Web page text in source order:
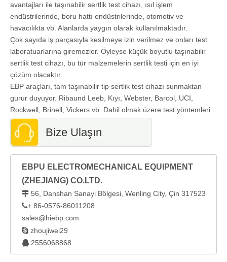
avantajları ile taşınabilir sertlik test cihazı, ısıl işlem
endüstrilerinde, boru hattı endüstrilerinde, otomotiv ve
havacılıkta vb. Alanlarda yaygın olarak kullanılmaktadır.
Çok sayıda iş parçasıyla kesilmeye izin verilmez ve onları test
laboratuarlarına giremezler. Öyleyse küçük boyutlu taşınabilir
sertlik test cihazı, bu tür malzemelerin sertlik testi için en iyi
çözüm olacaktır.
EBP araçları, tam taşınabilir tip sertlik test cihazı sunmaktan
gurur duyuyor. Ribaund Leeb, Kıyı, Webster, Barcol, UCI,
Rockwell, Brinell, Vickers vb. Dahil olmak üzere test yöntemleri
Bize Ulaşın
EBPU ELECTROMECHANICAL EQUIPMENT
(ZHEJIANG) CO.LTD.
 56, Danshan Sanayi Bölgesi, Wenling City, Çin 317523
+ 86-0576-86011208
sales@hiebp.com
 zhoujiwei29
 2556068868